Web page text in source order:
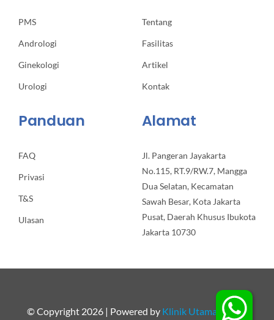
PMS
Andrologi
Ginekologi
Urologi
Tentang
Fasilitas
Artikel
Kontak
Panduan
FAQ
Privasi
T&S
Ulasan
Alamat
Jl. Pangeran Jayakarta
No.115, RT.9/RW.7, Mangga
Dua Selatan, Kecamatan
Sawah Besar, Kota Jakarta
Pusat, Daerah Khusus Ibukota
Jakarta 10730
© Copyright 2026 | Powered by Klinik Utama Apollo